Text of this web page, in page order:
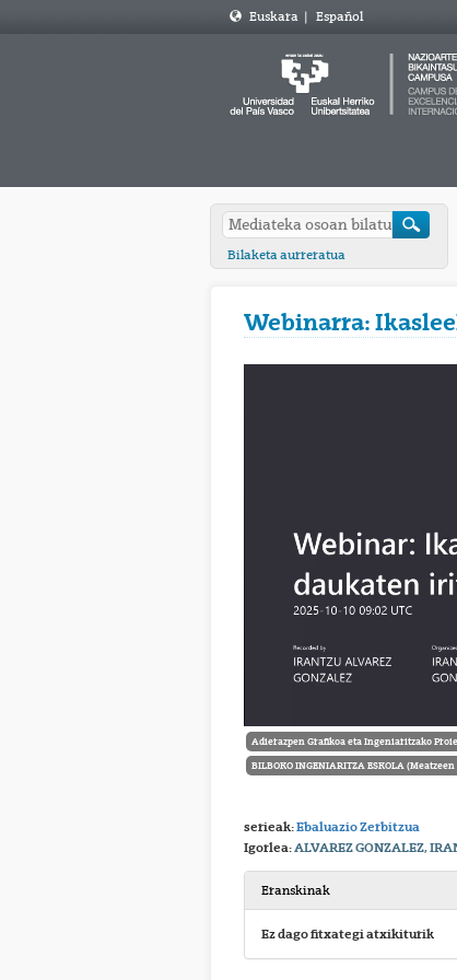
Euskara | Español
Bilaketa aurreratua
Webinarra:
Adierazpen Grafikoa eta Ingeniaritzako
BILBOKO INGENIARITZA ESKOLA
serieak:Ebaluazio Zerbitzua
Igorlea:ALVAREZ GONZALEZ,
Eranskinak
Ez dago fitxategi atxikiturik